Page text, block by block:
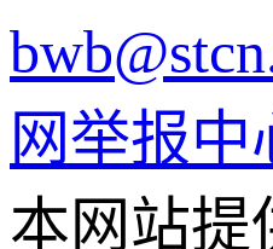
网举报中
本网站提